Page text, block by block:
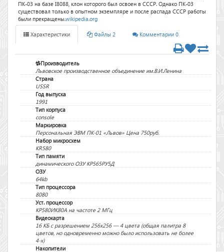
ПК-03 на базе I8088, клон которого был освоен в СССР. Однако ПК-03
существовал только в опытном экземпляре и после распада СССР работы
были прекращены.wikipedia.org
Характеристики Файлы 2 Комментарии 0
Производитель
Львовское производственное объединение им.В.И.Ленина
Страна
USSR
Год выпуска
1991
Тип корпуса
console
Маркировка
Персональная ЭВМ ПК-01 «Львов» Цена 750руб.
Набор микросхем
KR580
Тип памяти
динамического ОЗУ КР565РУ5Д
ОЗУ
64kb
Тип процессора
8080
Уст. процессор
КР580ИК80А на частоте 2 МГц
Видеокарта
16 КБ с разрешением 256x256 — 4 цвета (общая палитра 8
цветов, но одновременно можно было использовать не более
4-х)
Накопители